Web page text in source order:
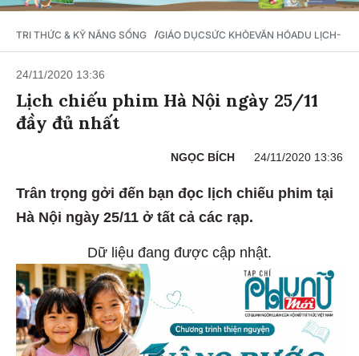
TRI THỨC & KỸ NĂNG SỐNG /GIÁO DỤCSỨC KHỎEVĂN HÓADU LỊCH-
24/11/2020 13:36
Lịch chiếu phim Hà Nội ngày 25/11
đầy đủ nhất
NGỌC BÍCH 24/11/2020 13:36
Trân trọng gởi đến bạn đọc lịch chiếu phim tại
Hà Nội ngày 25/11 ở tất cả các rạp.
Dữ liệu đang được cập nhật.